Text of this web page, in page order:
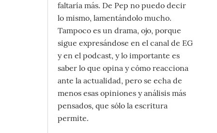
faltaría más. De Pep no puedo decir
lo mismo, lamentándolo mucho.
Tampoco es un drama, ojo, porque
sigue expresándose en el canal de EG
y en el podcast, y lo importante es
saber lo que opina y cómo reacciona
ante la actualidad, pero se echa de
menos esas opiniones y análisis más
pensados, que sólo la escritura
permite.